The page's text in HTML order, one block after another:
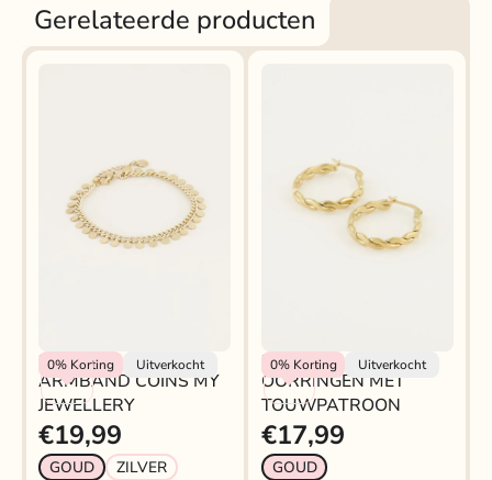
Gerelateerde producten
0% Korting Uitverkocht
Rokjeklokje
ARMBAND COINS MY
JEWELLERY
€19,99
GOUD ZILVER
0%Korting Uitverkocht
My Jewellery
OORRINGEN MET
TOUWPATROON
€17,99
GOUD